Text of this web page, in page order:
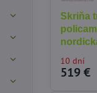
Skriňa
10 dní
519 €